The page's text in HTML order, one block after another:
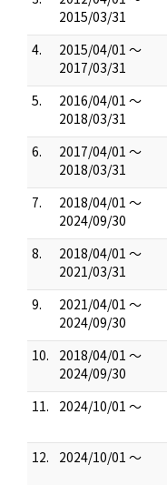
2015/03/31
4.
2015/04/01 ～
2017/03/31
5.
2016/04/01 ～
2018/03/31
6.
2017/04/01 ～
2018/03/31
7.
2018/04/01 ～
2024/09/30
8.
2018/04/01 ～
2021/03/31
9.
2021/04/01 ～
2024/09/30
10.
2018/04/01 ～
2024/09/30
11.
2024/10/01 ～
12.
2024/10/01 ～